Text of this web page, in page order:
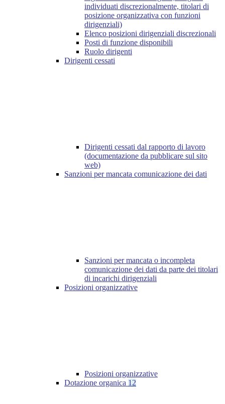
individuati discrezionalmente, titolari di
posizione organizzativa con funzioni
dirigenziali)
Elenco posizioni dirigenziali discrezionali
Posti di funzione disponibili
Ruolo dirigenti
Dirigenti cessati
Dirigenti cessati dal rapporto di lavoro
(documentazione da pubblicare sul sito
web)
Sanzioni per mancata comunicazione dei dati
Sanzioni per mancata o incompleta
comunicazione dei dati da parte dei titolari
di incarichi dirigenziali
Posizioni organizzative
Posizioni organizzative
Dotazione organica 12